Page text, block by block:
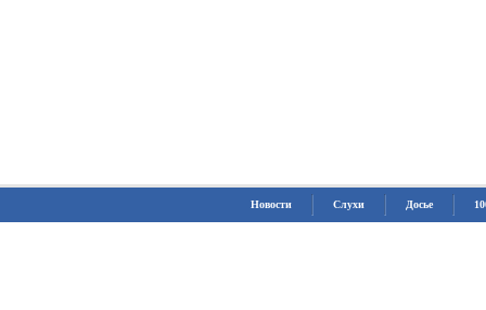
Новости Слухи Досье